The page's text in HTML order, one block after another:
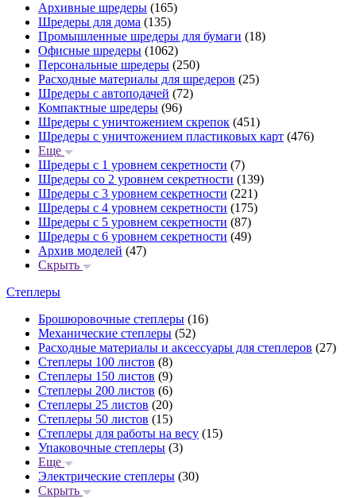
Архивные шредеры (165)
Шредеры для дома (135)
Промышленные шредеры для бумаги (18)
Офисные шредеры (1062)
Персональные шредеры (250)
Расходные материалы для шредеров (25)
Шредеры с автоподачей (72)
Компактные шредеры (96)
Шредеры с уничтожением скрепок (451)
Шредеры с уничтожением пластиковых карт (476)
Еще
Шредеры с 1 уровнем секретности (7)
Шредеры со 2 уровнем секретности (139)
Шредеры с 3 уровнем секретности (221)
Шредеры с 4 уровнем секретности (175)
Шредеры с 5 уровнем секретности (87)
Шредеры с 6 уровнем секретности (49)
Архив моделей (47)
Скрыть
Степлеры
Брошюровочные степлеры (16)
Механические степлеры (52)
Расходные материалы и аксессуары для степлеров (27)
Степлеры 100 листов (8)
Степлеры 150 листов (9)
Степлеры 200 листов (6)
Степлеры 25 листов (20)
Степлеры 50 листов (15)
Степлеры для работы на весу (15)
Упаковочные степлеры (3)
Еще
Электрические степлеры (30)
Скрыть